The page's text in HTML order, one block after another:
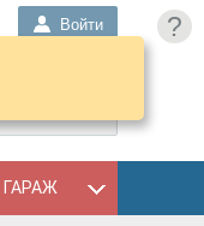
?
Войти
ГАРАЖ